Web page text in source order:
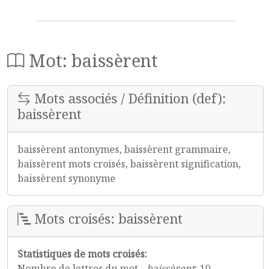
Mot: baissèrent
Mots associés / Définition (def):
baissèrent
baissèrent antonymes, baissèrent grammaire,
baissèrent mots croisés, baissèrent signification,
baissèrent synonyme
Mots croisés: baissèrent
Statistiques de mots croisés: